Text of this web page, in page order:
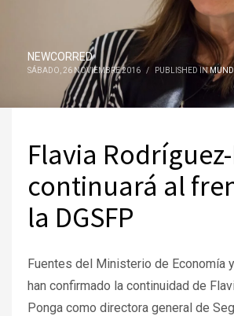
NEWCORRED
SÁBADO, 26 NOVIEMBRE 2016 / PUBLISHED IN
Flavia
continuará al
la DGSFP
Fuentes del Ministerio de Economía
han confirmado la continuidad de
Ponga como directora general de